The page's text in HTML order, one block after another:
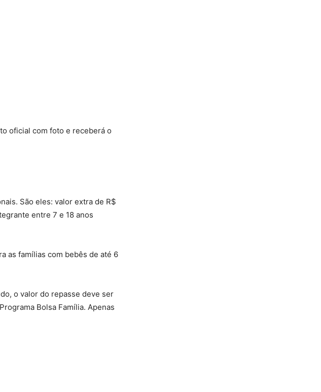
oficial com foto e receberá o
São eles: valor extra de R$
entre 7 e 18 anos
as famílias com bebês de até 6
o valor do repasse deve ser
Bolsa Família. Apenas